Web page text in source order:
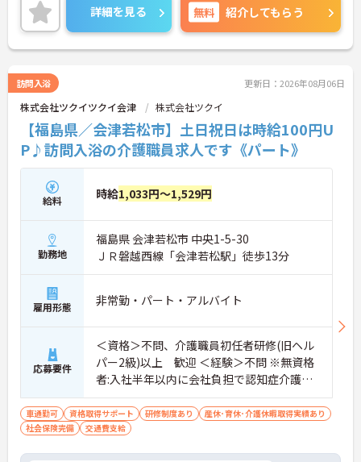
詳細を見る 無料 紹介してもらう
訪問入浴 更新日：2026年08月06日
株式会社ツクイツクイ会津 株式会社ツクイ
【福島県／会津若松市】土日祝日は時給100円U
P♪訪問入浴の介護職員求人です《パート》
給料 時給1,033円～1,529円
勤務地
福島県 会津若松市 中央1-5-30
ＪＲ磐越西線「会津若松駅」徒歩13分
雇用形態 非常勤・パート・アルバイト
応募要件
＜資格＞不問、介護職員初任者研修(旧ヘル
パー2級)以上 歓迎 ＜経験＞不問 ※無資格
者:入社半年以内に会社負担で認知症介護基
礎研修受講
車通勤可 資格取得サポート 研修制度あり
産休･育休･介護休暇取得実績あり
社会保険完備
交通費支給